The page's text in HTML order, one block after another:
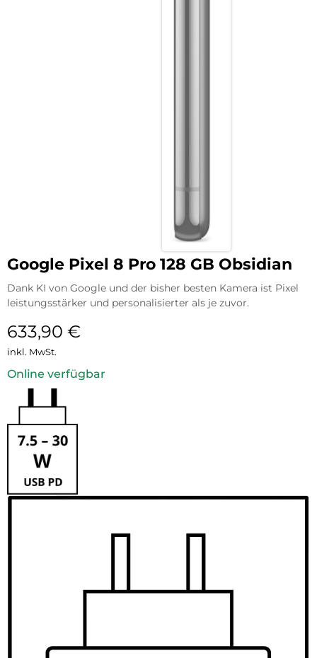
Google Pixel 8 Pro 128 GB Obsidian
Dank KI von Google und der bisher besten Kamera ist Pixel
leistungsstärker und personalisierter als je zuvor.
633,90 €
inkl. MwSt.
Online verfügbar